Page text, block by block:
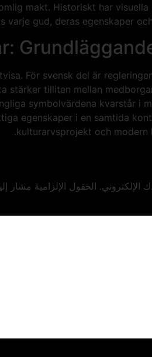
makt. Historiskt har
gud, deras egenskaper
För svensk del är
stärker tilliten mellan
symbolvärdena kvarstår i
egenskaper i en samtida
kulturarvsprojekt och modern
الإلكتروني. الحقول الإلزامية مشار